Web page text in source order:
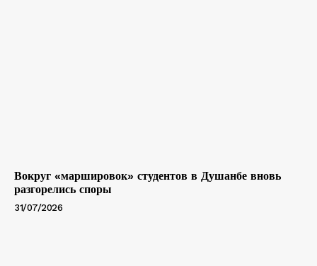
Вокруг «маршировок» студентов в Душанбе вновь
разгорелись споры
31/07/2026